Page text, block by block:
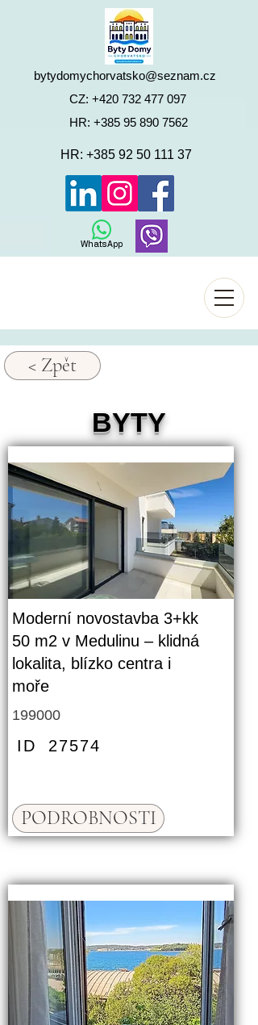
HR: +385 95 890 7562
CZ: +420 732 477 097
WhatsApp
bytydomychorvatsko@seznam.cz
HR: +385 92 50 111 37
< Zpět
BYTY
Moderní novostavba 3+kk
50 m2 v Medulinu – klidná
lokalita, blízko centra i
moře
199000
ID 27574
PODROBNOSTI